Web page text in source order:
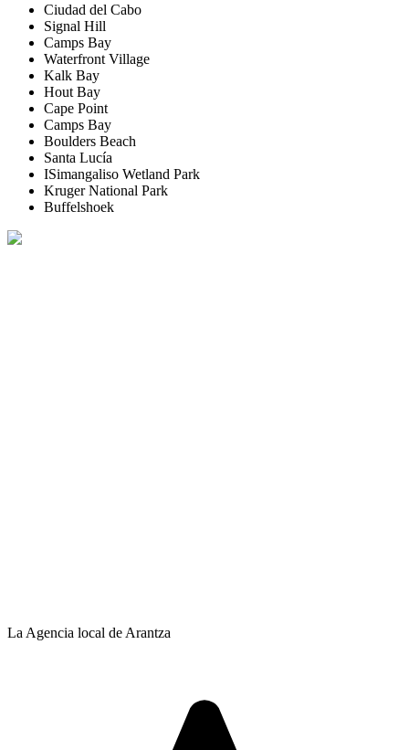
Ciudad del Cabo
Signal Hill
Camps Bay
Waterfront Village
Kalk Bay
Hout Bay
Cape Point
Camps Bay
Boulders Beach
Santa Lucía
ISimangaliso Wetland Park
Kruger National Park
Buffelshoek
La Agencia local de Arantza